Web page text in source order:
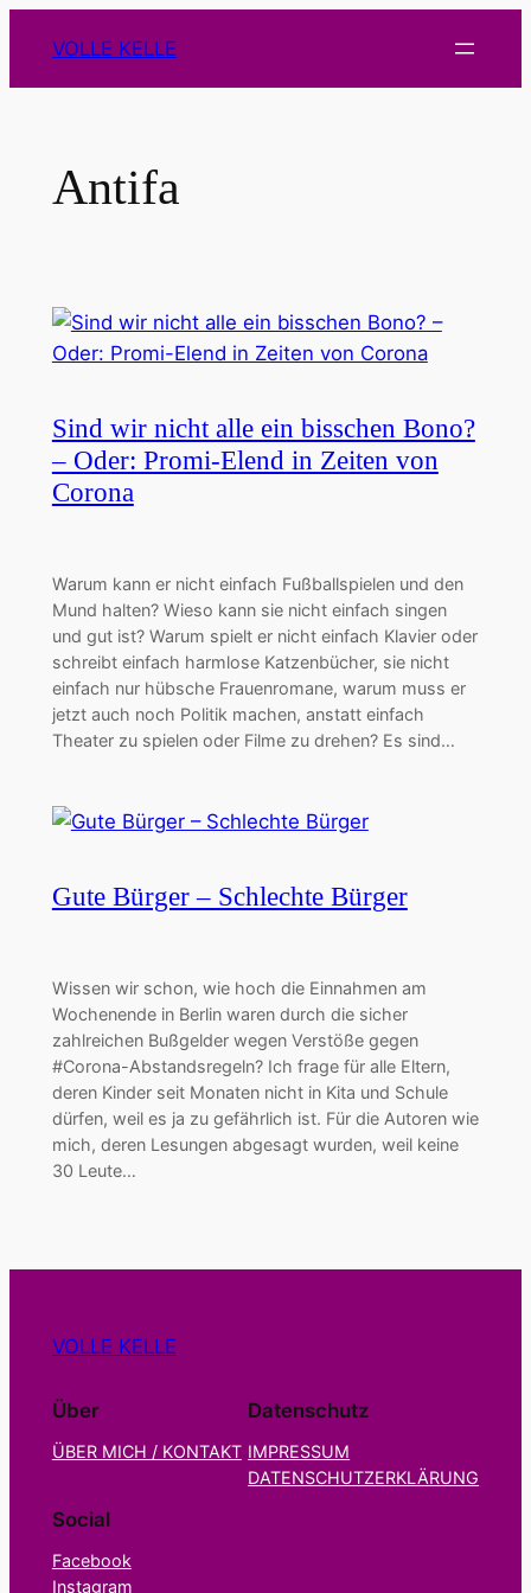
Inhalt
springen
VOLLE KELLE
Antifa
Sind wir nicht alle ein bisschen Bono?
– Oder: Promi-Elend in Zeiten von
Corona
Warum kann er nicht einfach Fußballspielen und den
Mund halten? Wieso kann sie nicht einfach singen
und gut ist? Warum spielt er nicht einfach Klavier oder
schreibt einfach harmlose Katzenbücher, sie nicht
einfach nur hübsche Frauenromane, warum muss er
jetzt auch noch Politik machen, anstatt einfach
Theater zu spielen oder Filme zu drehen? Es sind…
Gute Bürger – Schlechte Bürger
Wissen wir schon, wie hoch die Einnahmen am
Wochenende in Berlin waren durch die sicher
zahlreichen Bußgelder wegen Verstöße gegen
#Corona-Abstandsregeln? Ich frage für alle Eltern,
deren Kinder seit Monaten nicht in Kita und Schule
dürfen, weil es ja zu gefährlich ist. Für die Autoren wie
mich, deren Lesungen abgesagt wurden, weil keine
30 Leute…
VOLLE KELLE
Über
ÜBER MICH / KONTAKT
Datenschutz
IMPRESSUM
DATENSCHUTZERKLÄRUNG
Social
Facebook
Instagram